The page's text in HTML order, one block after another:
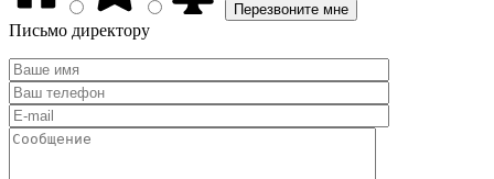
Письмо директору